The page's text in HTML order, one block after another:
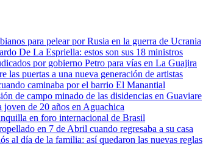
para pelear por Rusia en la guerra de Ucrania
De La Espriella: estos son sus 18 ministros
por gobierno Petro para vías en La Guajira
puertas a una nueva generación de artistas
caminaba por el barrio El Manantial
de campo minado de las disidencias en Guaviare
de 20 años en Aguachica
en foro internacional de Brasil
en 7 de Abril cuando regresaba a su casa
al día de la familia: así quedaron las nuevas reglas